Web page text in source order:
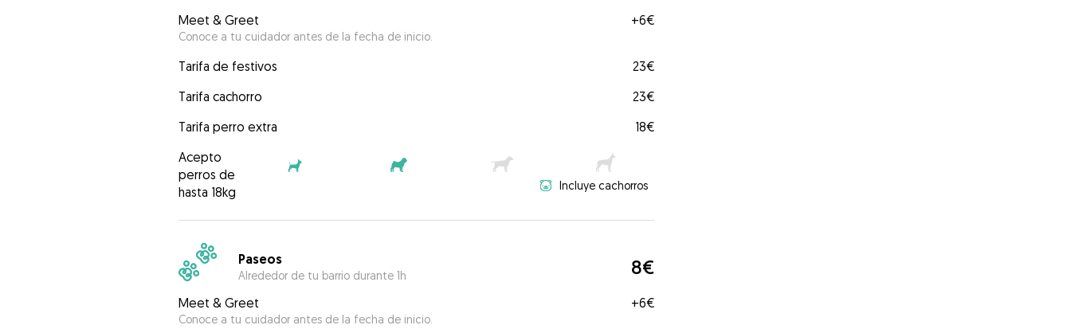
Meet & Greet
Conoce a tu cuidador antes de la fecha de inicio.
+6€
Tarifa de festivos
23€
Tarifa cachorro
23€
Tarifa perro extra
18€
Acepto
perros de
hasta 18kg
Incluye cachorros
Paseos
Alrededor de tu barrio durante 1h 8€
Meet & Greet
Conoce a tu cuidador antes de la fecha de inicio.
+6€